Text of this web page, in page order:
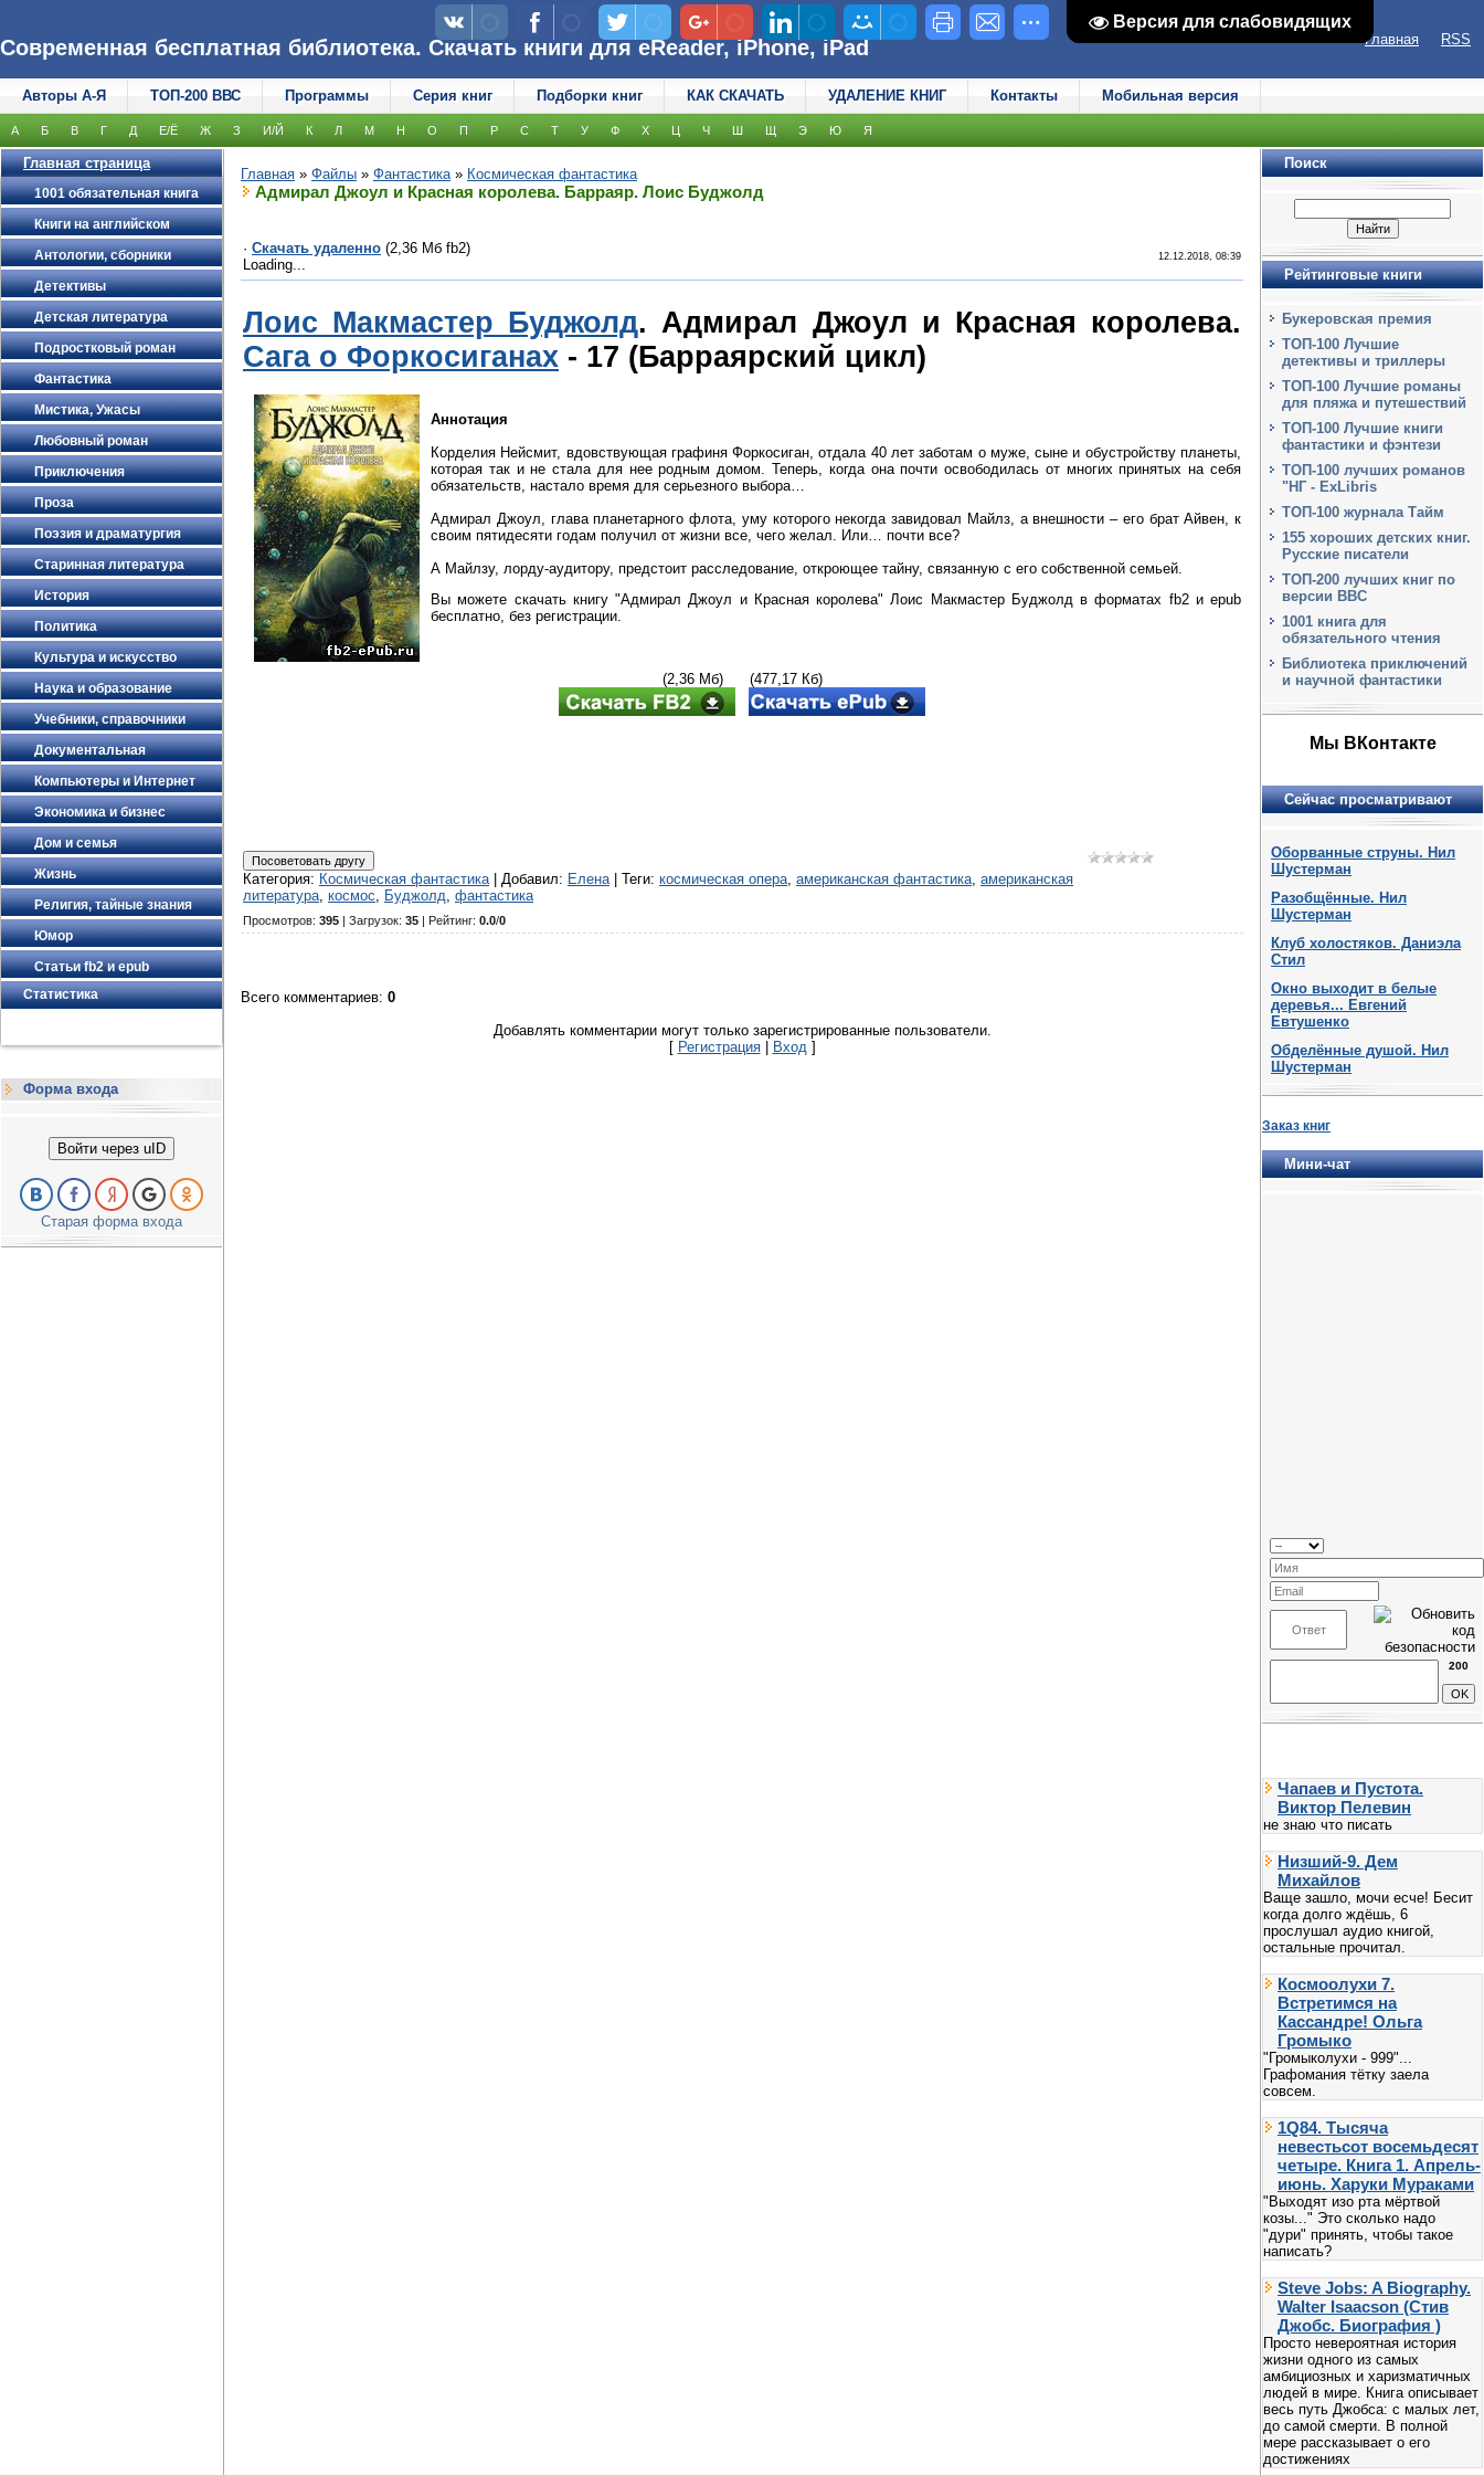
Версия для слабовидящих
Версия для слабовидящих
Современная бесплатная библиотека. Скачать книги для eReader, iPhone, iPad Главная RSS
Авторы А-Я ТОП-200 ВВС Программы Серия книг Подборки книг КАК СКАЧАТЬ УДАЛЕНИЕ КНИГ Контакты Мобильная версия
А Б В Г Д Е/Ё Ж З И/Й К Л М Н О П Р С Т У Ф Х Ц Ч Ш Щ Э Ю Я
Главная страница
1001 обязательная книга
Книги на английском
Антологии, сборники
Детективы
Детская литература
Подростковый роман
Фантастика
Мистика, Ужасы
Любовный роман
Приключения
Проза
Поэзия и драматургия
Старинная литература
История
Политика
Культура и искусство
Наука и образование
Учебники, справочники
Документальная
Компьютеры и Интернет
Экономика и бизнес
Дом и семья
Жизнь
Религия, тайные знания
Юмор
Статьи fb2 и epub
Статистика
Форма входа
Войти через uID
Старая форма входа
Главная » Файлы » Фантастика» Космическая фантастика
Адмирал Джоул и Красная королева. Барраяр. Лоис Буджолд
· Скачать удаленно (2,36 Мб fb2)
Loading...
12.12.2018, 08:39
Лоис Макмастер Буджолд. Адмирал Джоул и Красная королева.
Сага о Форкосиганах - 17 (Барраярский цикл)
Аннотация
Корделия Нейсмит, вдовствующая графиня Форкосиган, отдала 40 лет заботам о муже, сыне и обустройству планеты,
которая так и не стала для нее родным домом. Теперь, когда она почти освободилась от многих принятых на себя
обязательств, настало время для серьезного выбора…
Адмирал Джоул, глава планетарного флота, уму которого некогда завидовал Майлз, а внешности – его брат Айвен, к
своим пятидесяти годам получил от жизни все, чего желал. Или… почти все?
А Майлзу, лорду-аудитору, предстоит расследование, откроющее тайну, связанную с его собственной семьей.
Вы можете скачать книгу "Адмирал Джоул и Красная королева" Лоис Макмастер Буджолд в форматах fb2 и epub
бесплатно, без регистрации.
(2,36 Мб) (477,17 Кб)
Категория: Космическая фантастика| Добавил: Елена| Теги: космическая опера, американская фантастика, американская
литература, космос, Буджолд, фантастика
Просмотров: 395 | Загрузок: 35 | Рейтинг: 0.0/0
Всего комментариев: 0
Добавлять комментарии могут только зарегистрированные пользователи.
[ Регистрация| Вход]
Поиск
Рейтинговые книги
Букеровская премия
ТОП-100 Лучшие
детективы и триллеры
ТОП-100 Лучшие романы
для пляжа и путешествий
ТОП-100 Лучшие книги
фантастики и фэнтези
ТОП-100 лучших романов
"НГ - ExLibris
ТОП-100 журнала Тайм
155 хороших детских книг.
Русские писатели
ТОП-200 лучших книг по
версии BBC
1001 книга для
обязательного чтения
Библиотека приключений
и научной фантастики
Мы ВКонтакте
Сейчас просматривают
Оборванные струны. Нил
Шустерман
Разобщённые. Нил
Шустерман
Клуб холостяков. Даниэла
Стил
Окно выходит в белые
деревья... Евгений
Евтушенко
Обделённые душой. Нил
Шустерман
Заказ книг
Мини-чат
200
Чапаев и Пустота.
Виктор Пелевин
не знаю что писать
Низший-9. Дем
Михайлов
Ваще зашло, мочи есче! Бесит
когда долго ждёшь, 6
прослушал аудио книгой,
остальные прочитал.
Космоолухи 7.
Встретимся на
Кассандре! Ольга
Громыко
"Громыколухи - 999"...
Графомания тётку заела
совсем.
1Q84. Тысяча
невестьсот восемьдесят
четыре. Книга 1. Апрель-
июнь. Харуки Мураками
"Выходят изо рта мёртвой
козы..." Это сколько надо
"дури" принять, чтобы такое
написать?
Steve Jobs: A Biography.
Walter Isaacson (Стив
Джобс. Биография )
Просто невероятная история
жизни одного из самых
амбициозных и харизматичных
людей в мире. Книга описывает
весь путь Джобса: с малых лет,
до самой смерти. В полной
мере рассказывает о его
достижениях